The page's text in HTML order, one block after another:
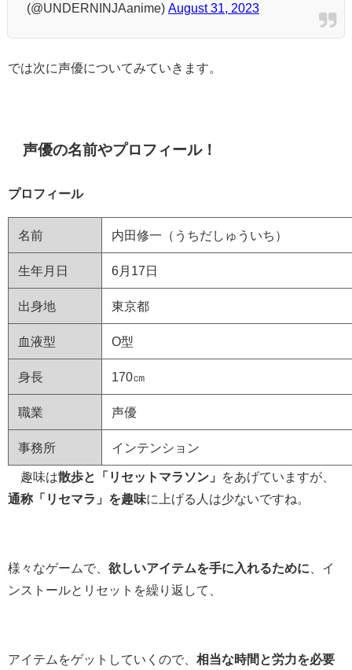
(@UNDERNINJAanime) August 31, 2023
では次に声優についてみていきます。
声優の名前やプロフィール！
プロフィール
名前 内田修一（うちだしゅういち）
生年月日 6月17日
出身地 東京都
血液型 O型
身長 170㎝
職業 声優
事務所 インテンション
趣味は散歩と「リセットマラソン」
をあげていますが、
通称「リセマラ」を趣味に上げる人は少ないですね。
様々なゲームで、 欲しいアイテムを手に入れるために 、イ
ンストールとリセットを繰り返して、
アイテムをゲットしていくので、 相当な時間と労力を必要